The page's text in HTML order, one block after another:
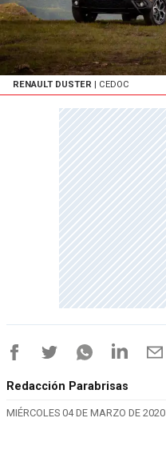
RENAULT DUSTER | CEDOC
Redacción Parabrisas
MIÉRCOLES 04 DE MARZO DE 2020